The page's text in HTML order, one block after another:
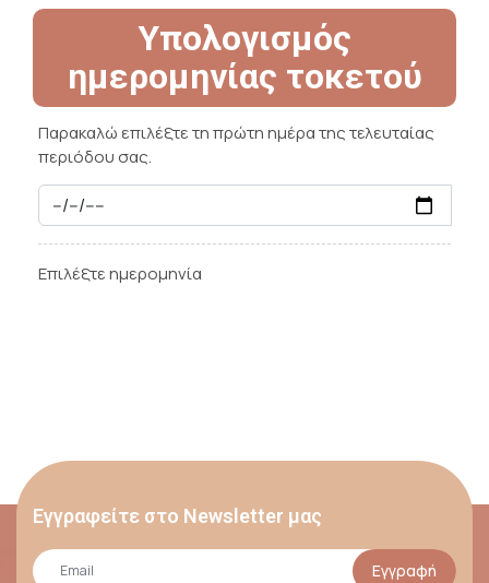
Υπολογισμός
ημερομηνίας τοκετού
Παρακαλώ επιλέξτε τη πρώτη ημέρα της τελευταίας
περιόδου σας.
Επιλέξτε ημερομηνία
Εγγραφείτε στο Newsletter μας
Εγγραφή